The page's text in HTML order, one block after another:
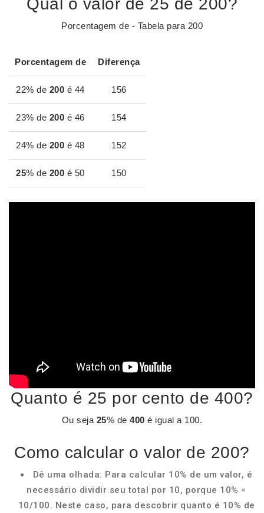
Qual o valor de 25 de 200?
Porcentagem de - Tabela para 200
Porcentagem de Diferença
22% de 200 é 44 156
23% de 200 é 46 154
24% de 200 é 48 152
25% de 200 é 50 150
Quanto é 25 por cento de 400?
Ou seja 25% de400 é igual a 100.
Como calcular o valor de 200?
Dê uma olhada: Para calcular 10% de um valor, é
necessário dividir seu total por 10, porque 10% =
10/100. Neste caso, para descobrir quanto é 10% de